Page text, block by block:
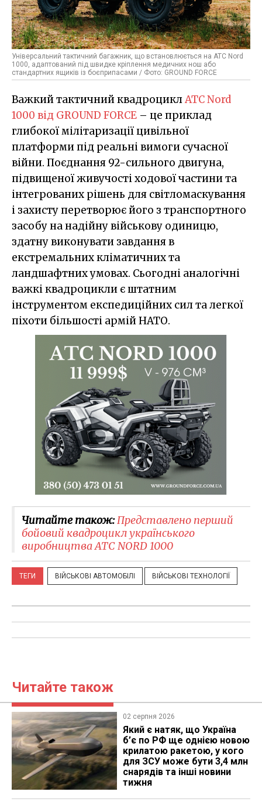
Універсальний тактичний багажник, що встановлюється на ATC Nord
1000, адаптований під швидке кріплення медичних нош або
стандартних ящиків із боєприпасами / Фото: GROUND FORCE
Важкий тактичний квадроциклATC Nord
1000 від GROUND FORCE – це приклад
глибокої мілітаризації цивільної
платформи під реальні вимоги сучасної
війни. Поєднання 92-сильного двигуна,
підвищеної живучості ходової частини та
інтегрованих рішень для світломаскування
і захисту перетворює його з транспортного
засобу на надійну військову одиницю,
здатну виконувати завдання в
екстремальних кліматичних та
ландшафтних умовах. Сьогодні аналогічні
важкі квадроцикли є штатним
інструментом експедиційних сил та легкої
піхоти більшості армій НАТО.
Читайте також:​Представлено перший
бойовий квадроцикл українського
виробництва ATC NORD 1000
ТЕГИ ВІЙСЬКОВІ АВТОМОБІЛІ ВІЙСЬКОВІ ТЕХНОЛОГІЇ
Читайте також
02 серпня 2026
Який є натяк, що Україна
б’є по РФ ще однією новою
крилатою ракетою, у кого
для ЗСУ може бути 3,4 млн
снарядів та інші новини
тижня